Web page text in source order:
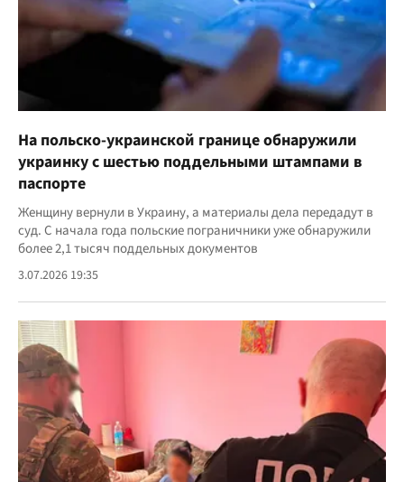
На польско-украинской границе обнаружили
украинку с шестью поддельными штампами в
паспорте
Женщину вернули в Украину, а материалы дела передадут в
суд. С начала года польские пограничники уже обнаружили
более 2,1 тысяч поддельных документов
3.07.2026 19:35